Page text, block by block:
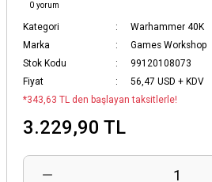
0 yorum
Kategori
Warhammer 40K
Marka
Games Workshop
Stok Kodu
99120108073
Fiyat
56,47 USD + KDV
*343,63 TL den başlayan taksitlerle!
3.229,90 TL